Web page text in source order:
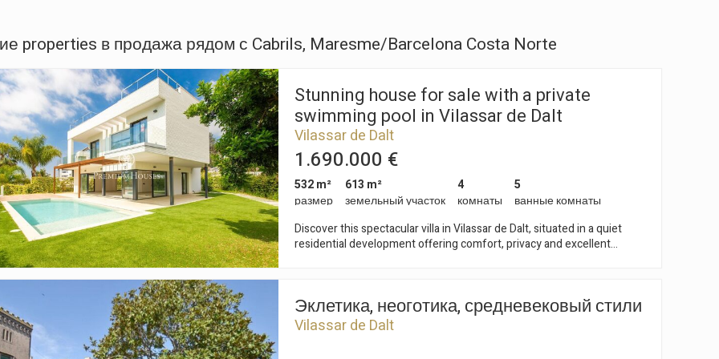
properties в продажа рядом с Cabrils, Maresme/Barcelona Costa Norte
Stunning house for sale with a private
swimming pool in Vilassar de Dalt
Vilassar de Dalt
1.690.000 €
532 m²
размер
613 m²
земельный участок
4
комнаты
5
ванные комнаты
Discover this spectacular villa in Vilassar de Dalt, situated in a quiet
residential development offering comfort, privacy and excellent
comfort and stunning sea views. The property, with a floor area of 532
m², has been designed to make the most of natural light and open
spaces. Its south-east facing orientation allows you to enjoy the sun for
Эклетика, неоготика, средневековый стили
Vilassar de Dalt